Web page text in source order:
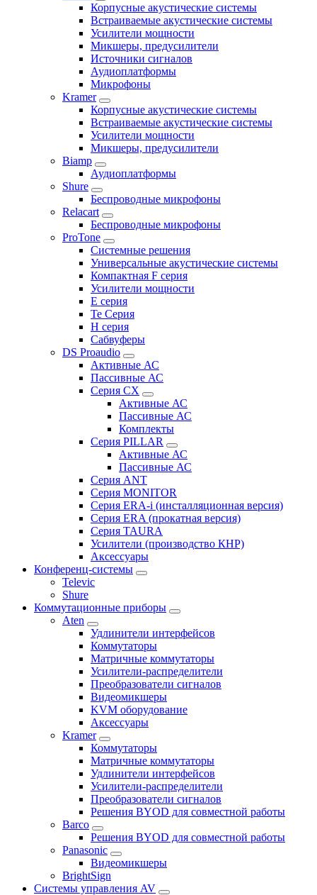
Корпусные акустические системы
Встраиваемые акустические системы
Усилители мощности
Микшеры, предусилители
Источники сигналов
Аудиоплатформы
Микрофоны
Kramer
Корпусные акустические системы
Встраиваемые акустические системы
Усилители мощности
Микшеры, предусилители
Biamp
Аудиоплатформы
Shure
Беспроводные микрофоны
Relacart
Беспроводные микрофоны
ProTone
Системные решения
Универсальные акустические системы
Компактная F серия
Усилители мощности
E серия
Te Серия
H серия
Сабвуферы
DS Proaudio
Активные АС
Пассивные АС
Серия CX
Активные АС
Пассивные АС
Комплекты
Серия PILLAR
Активные АС
Пассивные АС
Серия ANT
Серия MONITOR
Серия ERA-i (инсталляционная версия)
Серия ERA (прокатная версия)
Серия TAURA
Усилители (производство КНР)
Аксессуары
Конференц-системы
Televic
Shure
Коммутационные приборы
Aten
Удлинители интерфейсов
Коммутаторы
Матричные коммутаторы
Усилители-распределители
Преобразователи сигналов
Видеомикшеры
KVM оборудование
Аксессуары
Kramer
Коммутаторы
Матричные коммутаторы
Удлинители интерфейсов
Усилители-распределители
Преобразователи сигналов
Решения BYOD для совместной работы
Barco
Решения BYOD для совместной работы
Panasonic
Видеомикшеры
BrightSign
Системы управления AV